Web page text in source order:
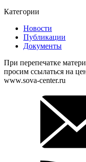
Категории
Новости
Публикации
Документы
При перепечатке
просим ссылаться на
www.sova-center.ru